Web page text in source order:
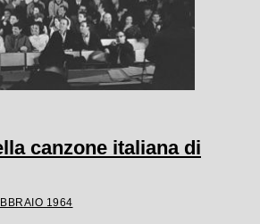
canzone italiana di
1964